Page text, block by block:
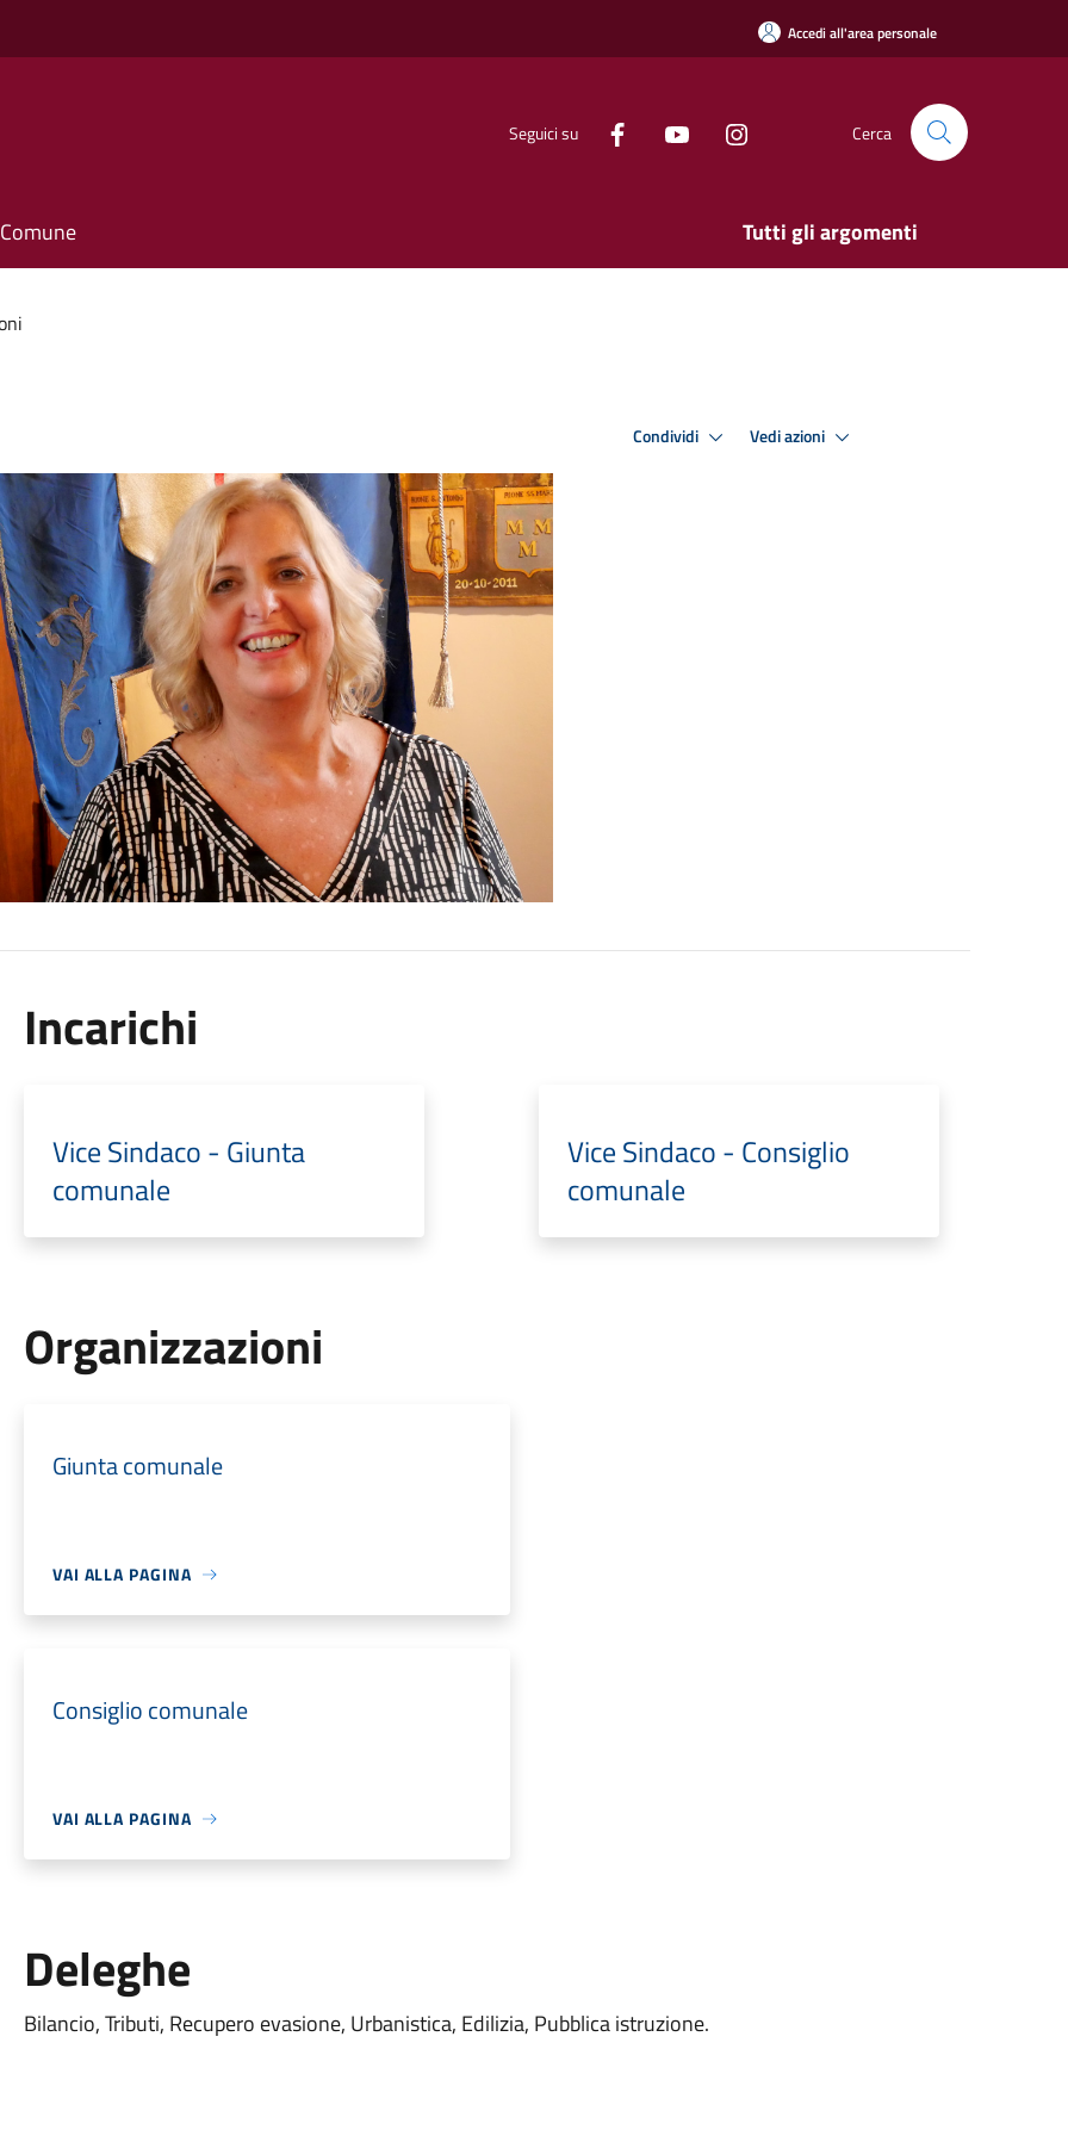
Accedi all'area personale
Seguici su Cerca
Tutti gli argomenti
Condividi Vedi azioni
Incarichi
Vice Sindaco - Giunta
comunale
Vice Sindaco - Consiglio
comunale
Organizzazioni
Giunta comunale
VAI ALLA PAGINA
Consiglio comunale
VAI ALLA PAGINA
Deleghe
Bilancio, Tributi, Recupero evasione, Urbanistica, Edilizia, Pubblica istruzione.